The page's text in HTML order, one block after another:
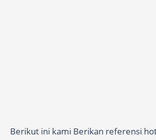
Berikut ini kami Berikan referensi